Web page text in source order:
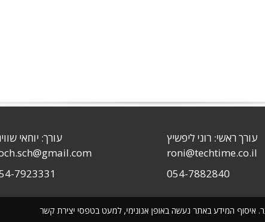
איסוף המידע באתר נעשה באופן אנונימי, למעט בטפסי יצירת קשר
עורך ראשי: רוני ליפשיץ
roni@techtime.co.il
054-7882840
עורך: יוחאי
7923331